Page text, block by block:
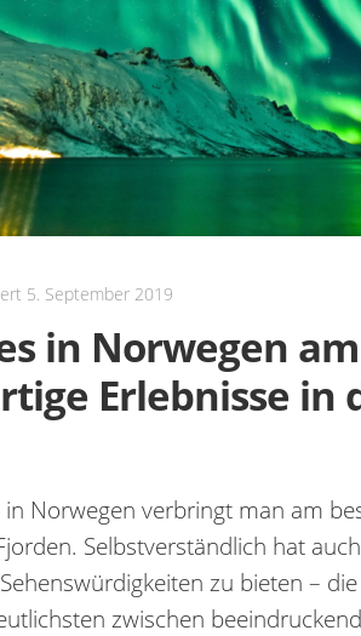
5. September 2019
in Norwegen
Erlebnisse in
in Norwegen verbringt man am
Selbstverständlich hat
zu bieten –
zwischen